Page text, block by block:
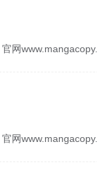
网
网